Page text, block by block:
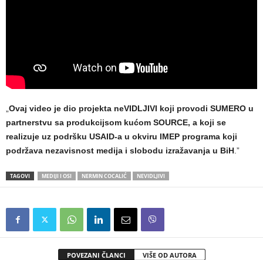
Ovaj video je dio projekta neVIDLJIVI koji provodi SUMERO u
partnerstvu sa produkcijsom kućom SOURCE, a koji se
realizuje uz podršku USAID-a u okviru IMEP programa koji
podržava nezavisnost medija i slobodu izražavanja u BiH .”
TAGOVI MEDIJI I OSI NERMIN COCALIĆ NEVIDLJIVI
POVEZANI ČLANCI VIŠE OD AUTORA